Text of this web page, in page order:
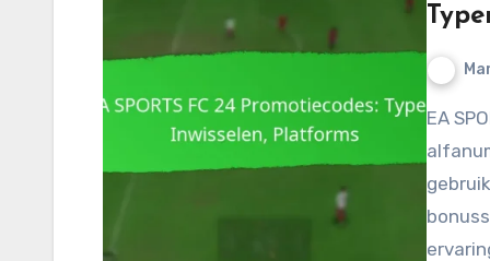
EA SPORTS FC 24 promotiecodes zijn unieke